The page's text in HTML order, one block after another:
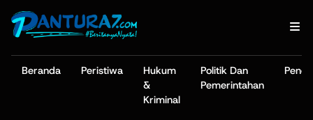
Beranda Peristiwa
Hukum
&
Kriminal
Politik Dan
Pemerintahan